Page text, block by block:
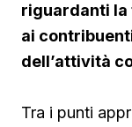
riguardanti
ai
dell’attività
Tra i punti